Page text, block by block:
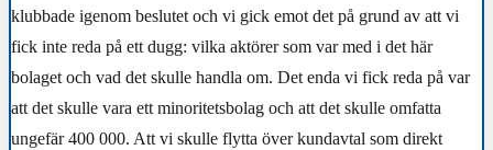
klubbade igenom beslutet och vi gick emot det på grund av att vi
fick inte reda på ett dugg: vilka aktörer som var med i det här
bolaget och vad det skulle handla om. Det enda vi fick reda på var
att det skulle vara ett minoritetsbolag och att det skulle omfatta
ungefär 400 000. Att vi skulle flytta över kundavtal som direkt